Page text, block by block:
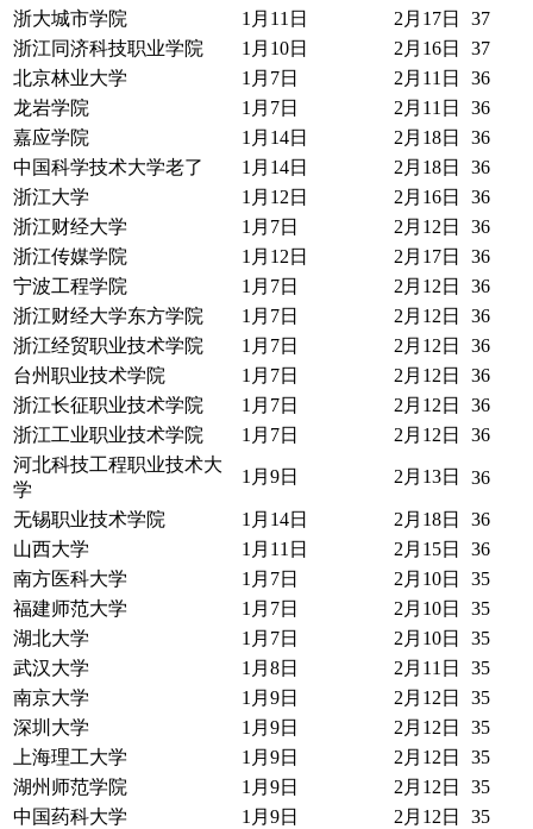
浙大城市学院
1月11日 2月17日
37
浙江同济科技职业学院
1月10日 2月16日
37
北京林业大学
1月7日 2月11日
36
龙岩学院
1月7日 2月11日
36
嘉应学院
1月14日 2月18日
36
中国科学技术大学老了
1月14日 2月18日
36
浙江大学
1月12日 2月16日
36
浙江财经大学
1月7日 2月12日
36
浙江传媒学院
1月12日 2月17日
36
宁波工程学院
1月7日 2月12日
36
浙江财经大学东方学院
1月7日 2月12日
36
浙江经贸职业技术学院
1月7日 2月12日
36
台州职业技术学院
1月7日 2月12日
36
浙江长征职业技术学院
1月7日 2月12日
36
浙江工业职业技术学院
1月7日 2月12日
36
河北科技工程职业技术大
学
1月9日 2月13日 36
无锡职业技术学院 1月14日 2月18日
36
山西大学
1月11日 2月15日
36
南方医科大学
1月7日 2月10日
35
福建师范大学
1月7日 2月10日
35
湖北大学
1月7日 2月10日
35
武汉大学
1月8日 2月11日
35
南京大学
1月9日 2月12日
35
深圳大学
1月9日 2月12日
35
上海理工大学
1月9日 2月12日
35
湖州师范学院
1月9日 2月12日
35
中国药科大学
1月9日 2月12日 35